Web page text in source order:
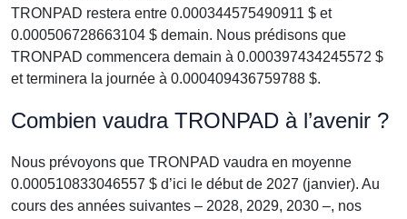
TRONPAD restera entre 0.000344575490911 $ et
0.000506728663104 $ demain. Nous prédisons que
TRONPAD commencera demain à 0.000397434245572 $
et terminera la journée à 0.000409436759788 $.
Combien vaudra TRONPAD à l’avenir ?
Nous prévoyons que TRONPAD vaudra en moyenne
0.000510833046557 $ d’ici le début de 2027 (janvier). Au
cours des années suivantes – 2028, 2029, 2030 –, nos